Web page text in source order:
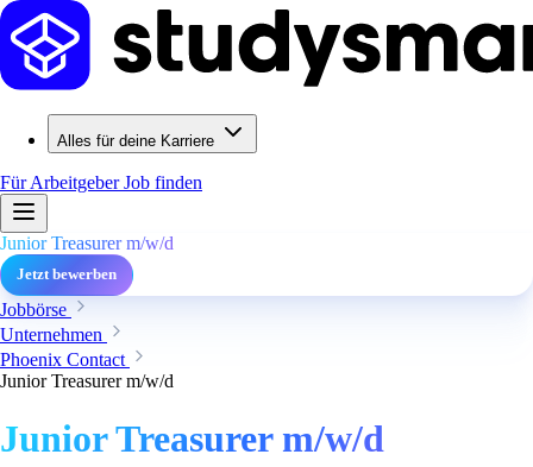
Alles für deine Karriere
Für ArbeitgeberJob finden
Junior Treasurer m/w/d
Jetzt bewerben
Jobbörse
Unternehmen
Phoenix Contact
Junior Treasurer m/w/d
Junior Treasurer m/w/d